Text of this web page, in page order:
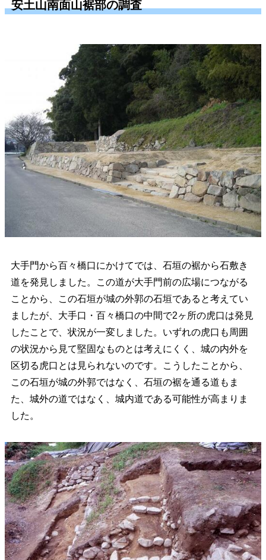
安土山南面山裾部の調査
大手門から百々橋口にかけてでは、石垣の裾から石敷き
道を発見しました。この道が大手門前の広場につながる
ことから、この石垣が城の外郭の石垣であると考えてい
ましたが、大手口・百々橋口の中間で2ヶ所の虎口は発見
したことで、状況が一変しました。いずれの虎口も周囲
の状況から見て堅固なものとは考えにくく、城の内外を
区切る虎口とは見られないのです。こうしたことから、
この石垣が城の外郭ではなく、石垣の裾を通る道もま
た、城外の道ではなく、城内道である可能性が高まりま
した。